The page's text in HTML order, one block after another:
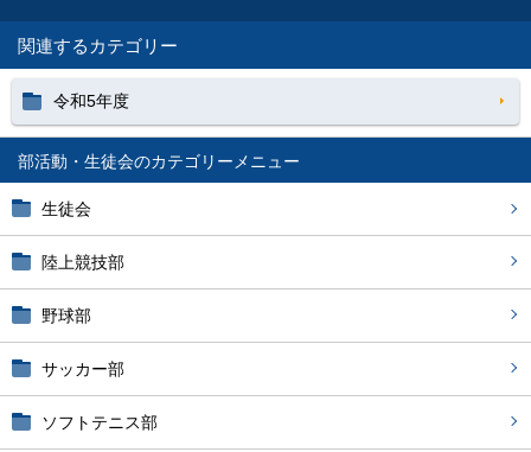
部活動・生徒会
生徒会
陸上競技部
野球部
サッカー部
ソフトテニス部
関連するカテゴリー
令和5年度